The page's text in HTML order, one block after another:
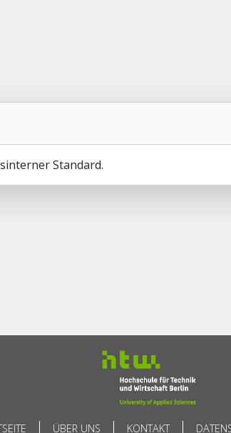
Standard.
ÜBER UNS KONTAKT